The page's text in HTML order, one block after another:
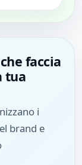
faccia
tua
i
brand e